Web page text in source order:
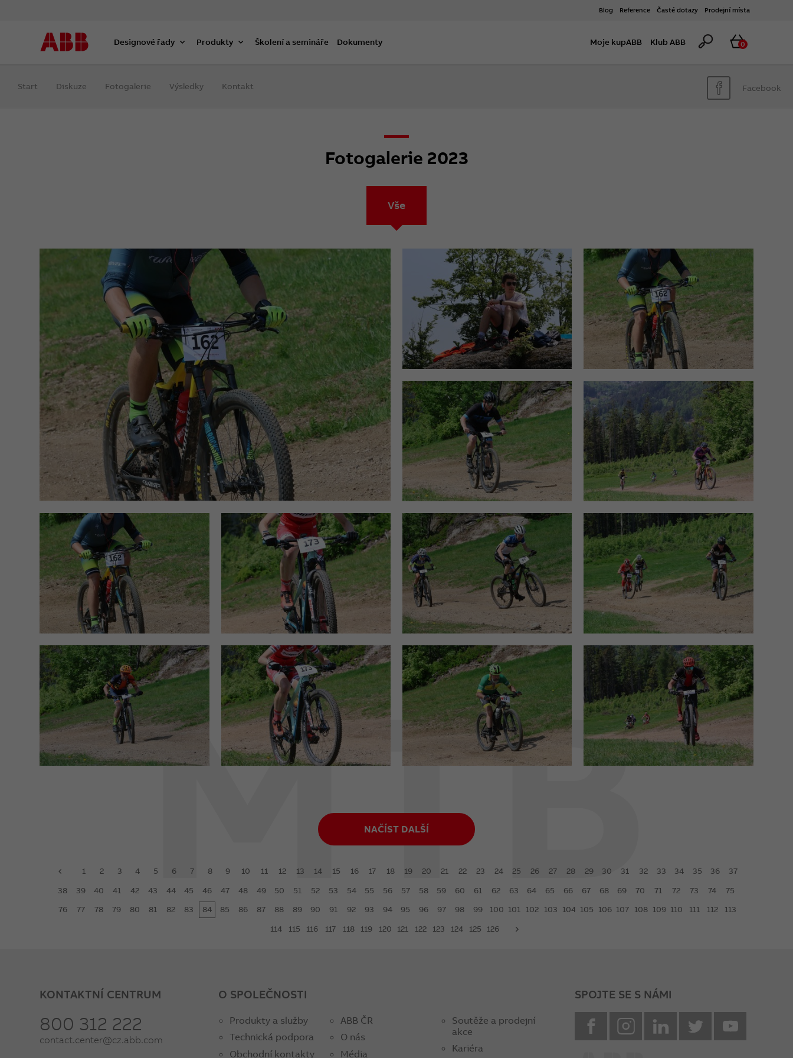
Blog Reference Časté dotazy Prodejní místa
Designové řady Produkty Školení a semináře Dokumenty Moje kupABB Klub ABB Hledat
0
Start Diskuze Fotogalerie Výsledky Kontakt Facebook
Fotogalerie 2023
Vše
NAČÍST DALŠÍ
1 2 3 4 5 6 7 8 9 10 11 12 13 14 15 16 17 18 19 20 21 22 23 24 25 26 27 28 29 30 31 32 33 34 35 36
37
38
39 40 41 42 43 44 45 46 47 48 49 50 51 52 53 54 55 56 57 58 59 60 61 62 63 64 65 66 67 68 69 70 71 72 73 74
75
76
77 78 79 80 81 82 83 84 85 86 87 88 89 90 91 92 93 94 95 96 97 98 99 100 101 102 103 104 105 106 107 108 109 110 111 112
113
114
115 116 117 118 119 120 121 122 123 124 125
126
KONTAKTNÍ CENTRUM
800 312 222
contact.center@cz.abb.com
O SPOLEČNOSTI
Produkty a služby
Technická podpora
Obchodní kontakty
ABB ČR
O nás
Média
Soutěže a prodejní
akce
Kariéra
SPOJTE SE S NÁMI
facebook instagramLinkedin twitter